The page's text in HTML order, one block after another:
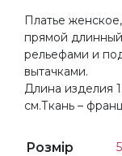
Платье
прямой
рельефами и
вытачками.
Длина изделия
см.Ткань –
Розмір